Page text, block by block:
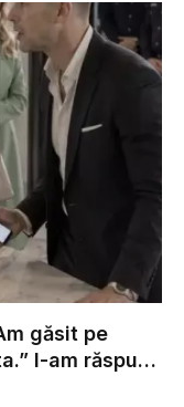
găsit pe
Apoi,